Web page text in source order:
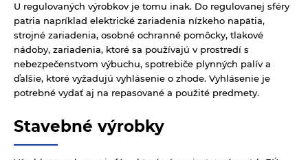
U regulovaných výrobkov je tomu inak. Do regulovanej sféry
patria napríklad elektrické zariadenia nízkeho napätia,
strojné zariadenia, osobné ochranné pomôcky, tlakové
nádoby, zariadenia, ktoré sa používajú v prostredí s
nebezpečenstvom výbuchu, spotrebiče plynných palív a
ďalšie, ktoré vyžadujú vyhlásenie o zhode. Vyhlásenie je
potrebné vydať aj na repasované a použité predmety.
Stavebné výrobky